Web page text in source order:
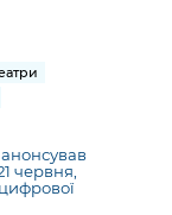
червня,